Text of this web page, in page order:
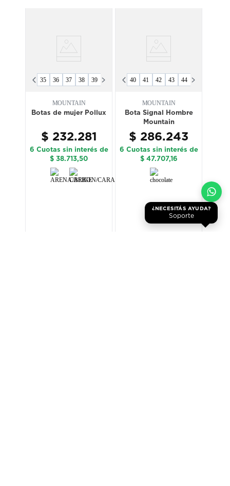
35 36 37 38 39 40
MOUNTAIN
Botas de mujer Pollux
$ 232.281
6 Cuotas sin interés de
$ 38.713,50
40 41 42 43 44 45
MOUNTAIN
Bota Signal Hombre
Mountain
$ 286.243
6 Cuotas sin interés de
$ 47.707,16
¿NECESITÁS AYUDA?
Soporte